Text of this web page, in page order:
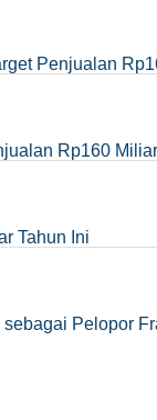
Penjualan
Rp160 Miliar
Tahun Ini
Pelopor